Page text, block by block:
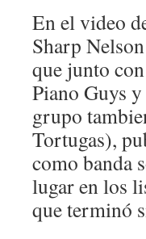
En el video
Sharp
que junto
Piano Guys
grupo
Tortugas),
como banda
lugar en los
que terminó